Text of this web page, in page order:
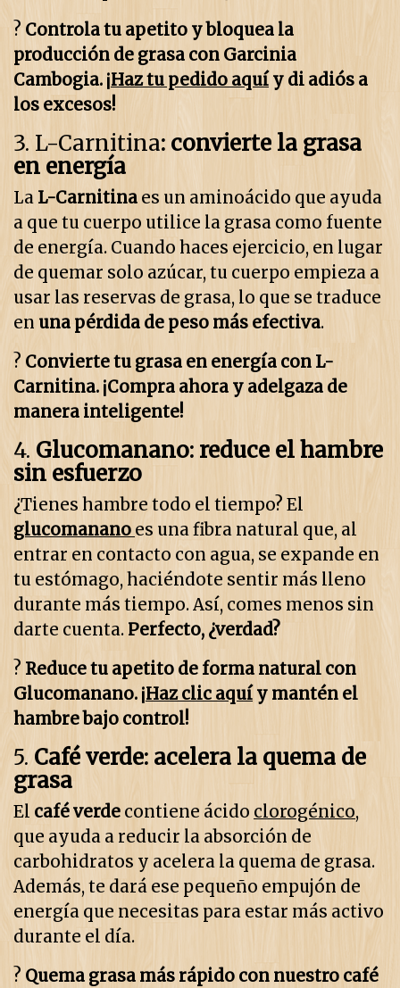
? Controla tu apetito y bloquea la
producción de grasa con Garcinia
Cambogia. ¡Haz tu pedido aquí y di adiós a
los excesos!
3. L-Carnitina: convierte la grasa
en energía
La L-Carnitina es un aminoácido que ayuda
a que tu cuerpo utilice la grasa como fuente
de energía. Cuando haces ejercicio, en lugar
de quemar solo azúcar, tu cuerpo empieza a
usar las reservas de grasa, lo que se traduce
en una pérdida de peso más efectiva.
? Convierte tu grasa en energía con L-
Carnitina. ¡Compra ahora y adelgaza de
manera inteligente!
4. Glucomanano: reduce el hambre
sin esfuerzo
¿Tienes hambre todo el tiempo? El
glucomanano es una fibra natural que, al
entrar en contacto con agua, se expande en
tu estómago, haciéndote sentir más lleno
durante más tiempo. Así, comes menos sin
darte cuenta. Perfecto, ¿verdad?
? Reduce tu apetito de forma natural con
Glucomanano. ¡Haz clic aquí y mantén el
hambre bajo control!
5. Café verde: acelera la quema de
grasa
El café verde contiene ácido clorogénico,
que ayuda a reducir la absorción de
carbohidratos y acelera la quema de grasa.
Además, te dará ese pequeño empujón de
energía que necesitas para estar más activo
durante el día.
? Quema grasa más rápido con nuestro café